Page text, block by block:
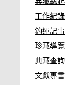
工作紀錄
釣運記事
珍藏導覽
典藏查詢
文獻專書